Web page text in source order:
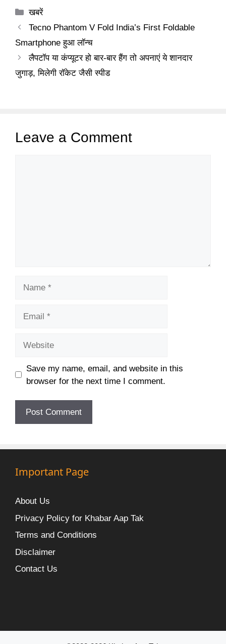
Categories
खबरें
Tecno Phantom V Fold India’s First Foldable
Smartphone हुआ लॉन्च
लैपटॉप या कंप्यूटर हो बार-बार हैंग तो अपनाएं ये शानदार
जुगाड़, मिलेगी रॉकेट जैसी स्पीड
Leave a Comment
Save my name, email, and website in this
browser for the next time I comment.
Important Page
About Us
Privacy Policy for Khabar Aap Tak
Terms and Conditions
Disclaimer
Contact Us